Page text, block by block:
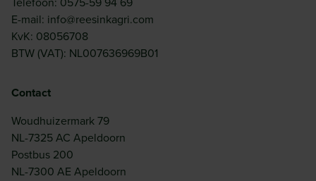
E-mail: info@reesinkagri.com
KvK: 08056708
BTW (VAT): NL007636969B01
Contact
Woudhuizermark 79
NL-7325 AC Apeldoorn
Postbus 200
NL-7300 AE Apeldoorn